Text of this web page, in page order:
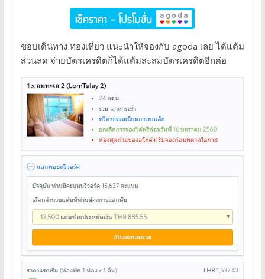
ชอบเดินทาง ท่องเที่ยว แนะนำให้จองกับ agoda เลย ได้แต้ม
ส่วนลด จ่ายบัตรเครดิตก็ได้แต้มสะสมบัตรเครดิตอีกต่อ